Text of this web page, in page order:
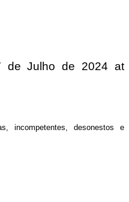
de Julho de 2024at
incompetentes, desonestos e